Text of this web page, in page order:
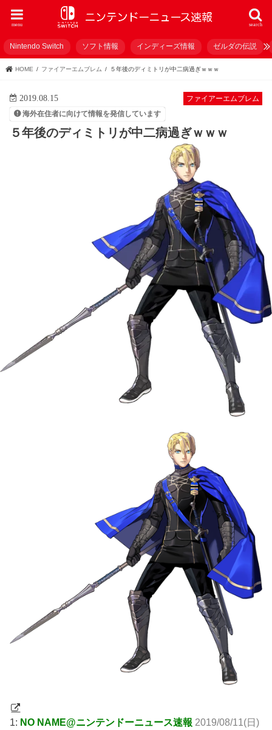
search
menu
Nintendo Switch ソフト情報 インディーズ情報 ゼルダの伝説
HOME ファイアーエムブレム ５年後のディミトリが中二病過ぎｗｗｗ
ファイアーエムブレム
2019.08.15
海外在住者に向けて情報を発信しています
５年後のディミトリが中二病過ぎｗｗｗ
1: NO NAME@ニンテンドーニュース速報 2019/08/11(日)